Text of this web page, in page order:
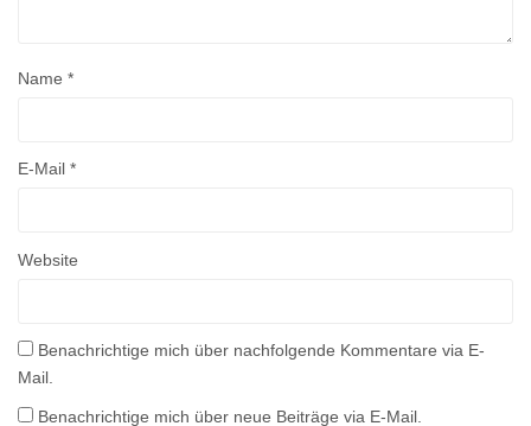
Name *
E-Mail *
Website
Benachrichtige mich über nachfolgende Kommentare via E-
Mail.
Benachrichtige mich über neue Beiträge via E-Mail.